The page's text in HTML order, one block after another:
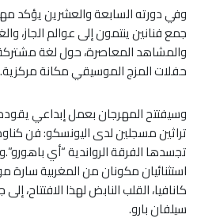
وفي دورته السابعة والعشرين يؤكد
جمع فنانين ينتمون إلى عوالم الجاز،
والمشاهد المعاصرة، حول لغة
حفلات المزج الموسيقي مكانة مركزية.
وسيفتتح المهرجان بعمل إبداعي
تراثين مسجلين لدى اليونسكو: فن
تجسدها الفرقة الرواندية “أي
استثنائيان مكونان من المغربية سارة
كانافيا، القلب النابض لهذا الافتتاح،
سيلفان بارو.